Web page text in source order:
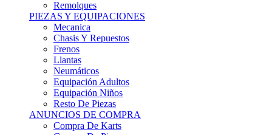
Mecanica
Chasis Y Repuestos
Frenos
Llantas
Neumáticos
Equipación Adultos
Equipación Niños
Resto De Piezas
ANUNCIOS DE COMPRA
Compra De Karts
Compra De Piezas
BARQUETAS, FÓRMULAS Y CM